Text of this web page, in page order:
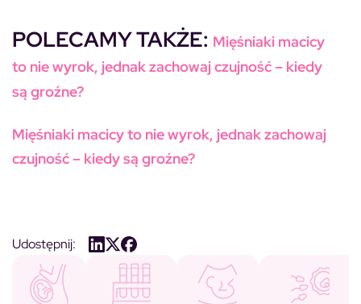
POLECAMY TAKŻE: Mięśniaki macicy
to nie wyrok, jednak zachowaj czujność – kiedy
są groźne?
Mięśniaki macicy to nie wyrok, jednak zachowaj
czujność – kiedy są groźne?
Udostępnij: